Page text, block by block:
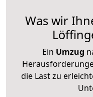
Was wir
Ein Umzug
die Last zu